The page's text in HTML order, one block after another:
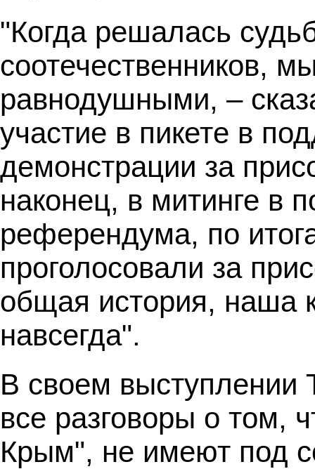
"Когда решалась
соотечественников,
равнодушными, –
участие в пикете в
демонстрации за
наконец, в митинге в
референдума, по
проголосовали за
общая история, наша
навсегда".
В своем выступлении
все разговоры о том,
Крым", не имеют под